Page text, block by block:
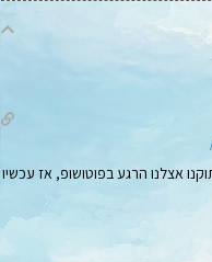
אצלנו הרגע בפוטושופ, אז עכשיו